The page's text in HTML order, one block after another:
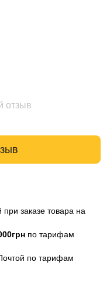
отзыв
заказе товара на
по тарифам
по тарифам